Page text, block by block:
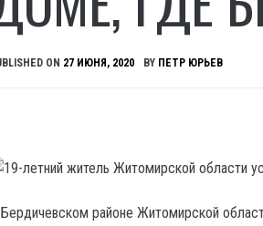
ON 27 ИЮНЯ, 2020 BY ПЕТР ЮРЬЕВ
районе Житомирской